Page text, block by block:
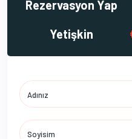
Rezervasyon Yap
Yetişkin